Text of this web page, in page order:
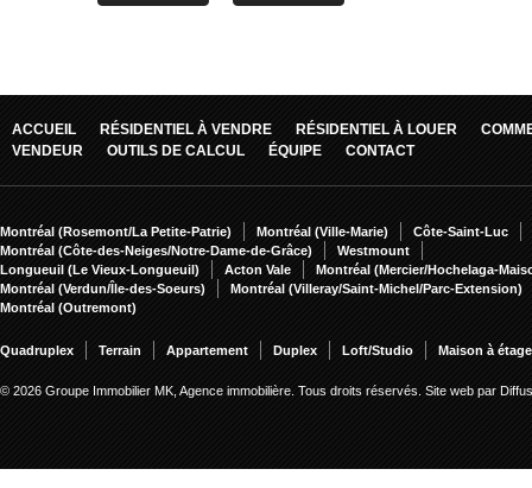
ACCUEIL RÉSIDENTIEL À VENDRE RÉSIDENTIEL À LOUER
VENDEUR
OUTILS DE CALCUL ÉQUIPE CONTACT
Montréal (Rosemont/La Petite-Patrie) Montréal (Ville-Marie)
Côte-Saint-Luc
Montréal (Côte-des-Neiges/Notre-Dame-de-Grâce)
Westmount
Longueuil (Le Vieux-Longueuil)
Acton Vale
Montréal (Mercier/Hochelaga-
Montréal (Verdun/Île-des-Soeurs)
Montréal (Villeray/Saint-Michel/Parc-Extension)
Montréal (Outremont)
Quadruplex Terrain Appartement Duplex Loft/Studio Maison à
© 2026 Groupe Immobilier MK, Agence immobilière. Tous droits réservés. Site web par